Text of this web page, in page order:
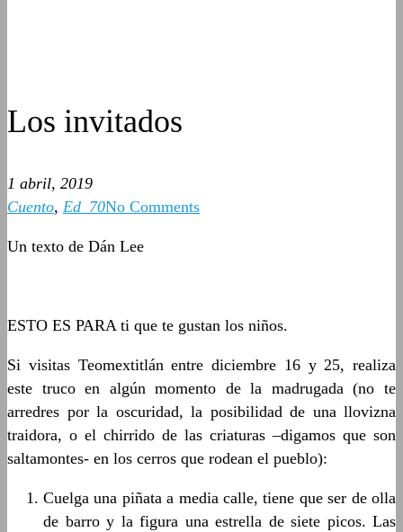
Los invitados
1 abril, 2019
Cuento, Ed_70No Comments
Un texto de Dán Lee
ESTO ES PARA ti que te gustan los niños.
Si visitas Teomextitlán entre diciembre 16 y 25, realiza
este truco en algún momento de la madrugada (no te
arredres por la oscuridad, la posibilidad de una llovizna
traidora, o el chirrido de las criaturas –digamos que son
saltamontes- en los cerros que rodean el pueblo):
Cuelga una piñata a media calle, tiene que ser de olla
de barro y la figura una estrella de siete picos. Las